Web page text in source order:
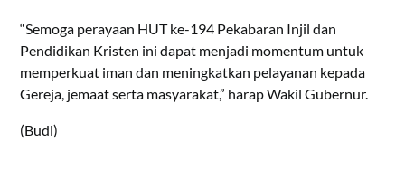
“Semoga perayaan HUT ke-194 Pekabaran Injil dan
Pendidikan Kristen ini dapat menjadi momentum untuk
memperkuat iman dan meningkatkan pelayanan kepada
Gereja, jemaat serta masyarakat,” harap Wakil Gubernur.
(Budi)